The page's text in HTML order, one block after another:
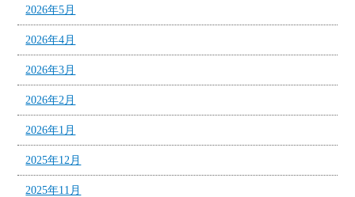
2026年5月
2026年4月
2026年3月
2026年2月
2026年1月
2025年12月
2025年11月